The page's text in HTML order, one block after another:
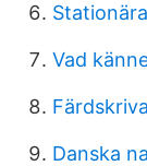
Vad
Danska